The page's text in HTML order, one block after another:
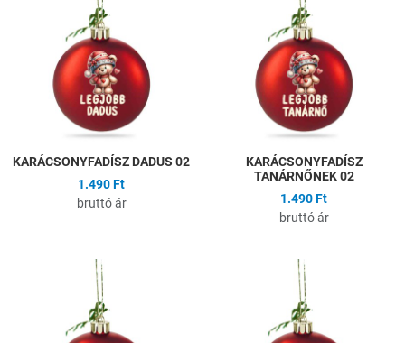
Gyors nézet
KARÁCSONYFADÍSZ DADUS 02
1.490 Ft
bruttó ár
KARÁCSONYFADÍSZ
TANÁRNŐNEK 02
1.490 Ft
bruttó ár
Hozzáadás a kívánságlistához